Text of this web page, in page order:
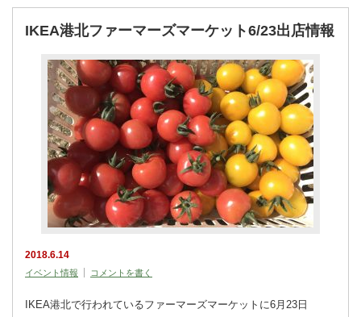
IKEA港北ファーマーズマーケット6/23出店情報
2018.6.14
イベント情報 コメントを書く
IKEA港北で行われているファーマーズマーケットに6月23日